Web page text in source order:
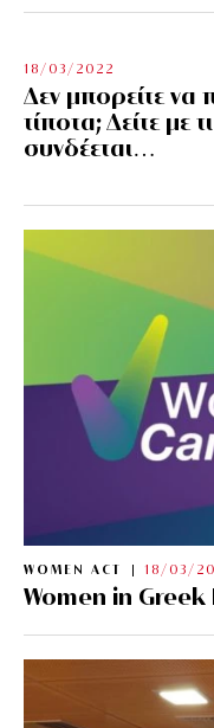
18/03/2022
Δεν μπορείτε να
τίποτα; Δείτε με
συνδέεται…
WOMEN ACT 18/03/
Women in Greek